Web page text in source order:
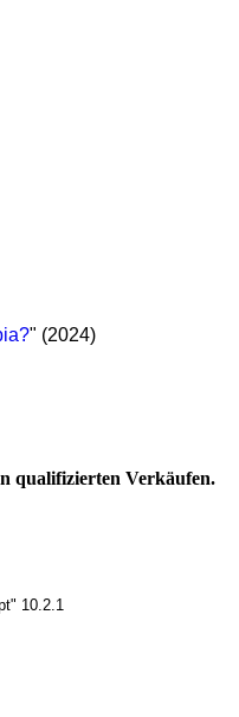
" (2024)
qualifizierten Verkäufen.
10.2.1